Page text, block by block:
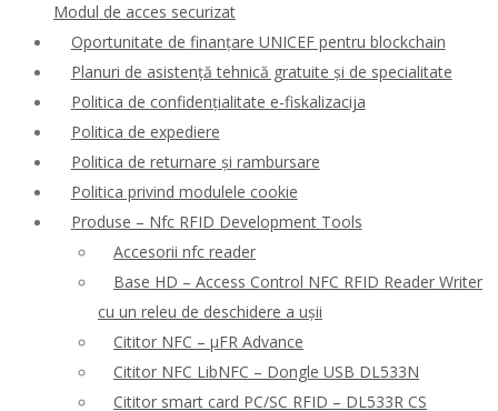
Modul de acces securizat
Oportunitate de finanțare UNICEF pentru blockchain
Planuri de asistență tehnică gratuite și de specialitate
Politica de confidențialitate e-fiskalizacija
Politica de expediere
Politica de returnare și rambursare
Politica privind modulele cookie
Produse – Nfc RFID Development Tools
Accesorii nfc reader
Base HD – Access Control NFC RFID Reader Writer
cu un releu de deschidere a ușii
Cititor NFC – μFR Advance
Cititor NFC LibNFC – Dongle USB DL533N
Cititor smart card PC/SC RFID – DL533R CS